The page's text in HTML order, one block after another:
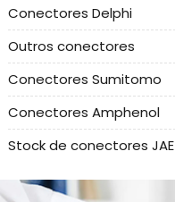
Conectores Delphi
Outros conectores
Conectores Sumitomo
Conectores Amphenol
Stock de conectores JAE